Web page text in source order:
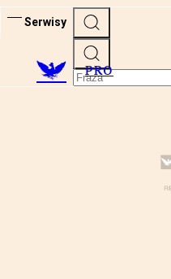
Serwisy
PRO